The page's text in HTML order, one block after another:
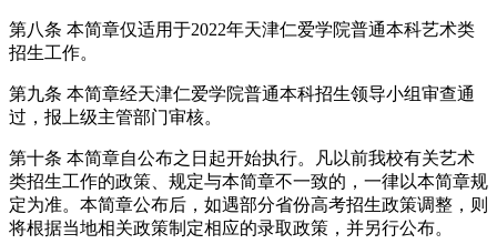
第八条 本简章仅适用于2022年天津仁爱学院普通本科艺术类
招生工作。
第九条 本简章经天津仁爱学院普通本科招生领导小组审查通
过，报上级主管部门审核。
第十条 本简章自公布之日起开始执行。凡以前我校有关艺术
类招生工作的政策、规定与本简章不一致的，一律以本简章规
定为准。本简章公布后，如遇部分省份高考招生政策调整，则
将根据当地相关政策制定相应的录取政策，并另行公布。